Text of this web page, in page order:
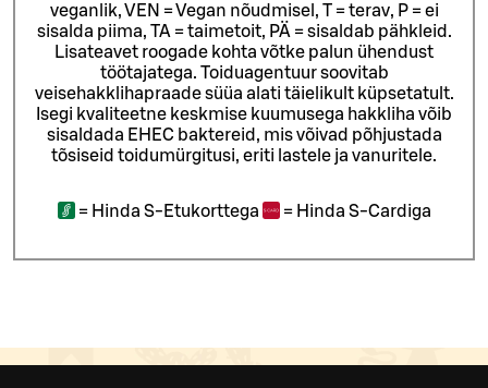
veganlik, VEN = Vegan nõudmisel, T = terav, P = ei
sisalda piima, TA = taimetoit, PÄ = sisaldab pähkleid.
Lisateavet roogade kohta võtke palun ühendust
töötajatega. Toiduagentuur soovitab
veisehakklihapraade süüa alati täielikult küpsetatult.
Isegi kvaliteetne keskmise kuumusega hakkliha võib
sisaldada EHEC baktereid, mis võivad põhjustada
tõsiseid toidumürgitusi, eriti lastele ja vanuritele.
= Hinda S-Etukorttega = Hinda S-Cardiga